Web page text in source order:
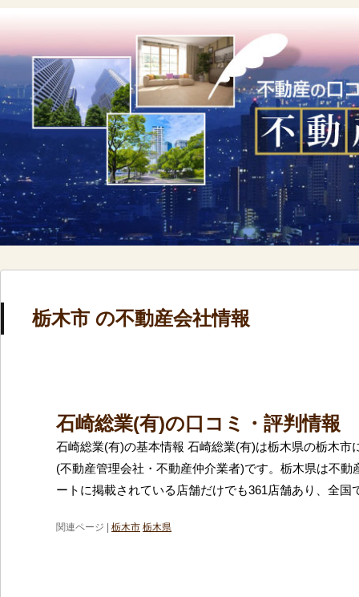
栃木市 の不動産会社情報
石崎総業(有)の口コミ・評判情報
石崎総業(有)の基本情報 石崎総業(有)は栃木県の栃木市
(不動産管理会社・不動産仲介業者)です。栃木県は不動
ートに掲載されている店舗だけでも361店舗あり、全国
関連ページ | 栃木市 栃木県